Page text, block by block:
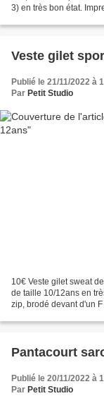
3) en très bon état.
Veste gilet
Publié le 21/11/2022 à
Par Petit Studio
10€ Veste gilet sweat
de taille 10/12ans en
zip, brodé devant d'un
Pantacourt
Publié le 20/11/2022 à
Par Petit Studio